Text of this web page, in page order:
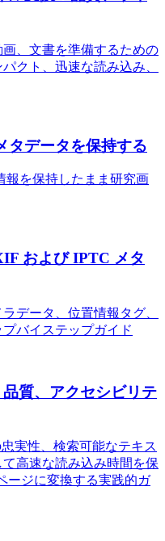
、文書を準備するための
クト、迅速な読み込み、
タデータを保持する
報を保持したまま研究画
および IPTC メタ
データ、位置情報タグ、
バイステップガイド
質、アクセシビリテ
実性、検索可能なテキス
高速な読み込み時間を保
ージに変換する実践的ガ